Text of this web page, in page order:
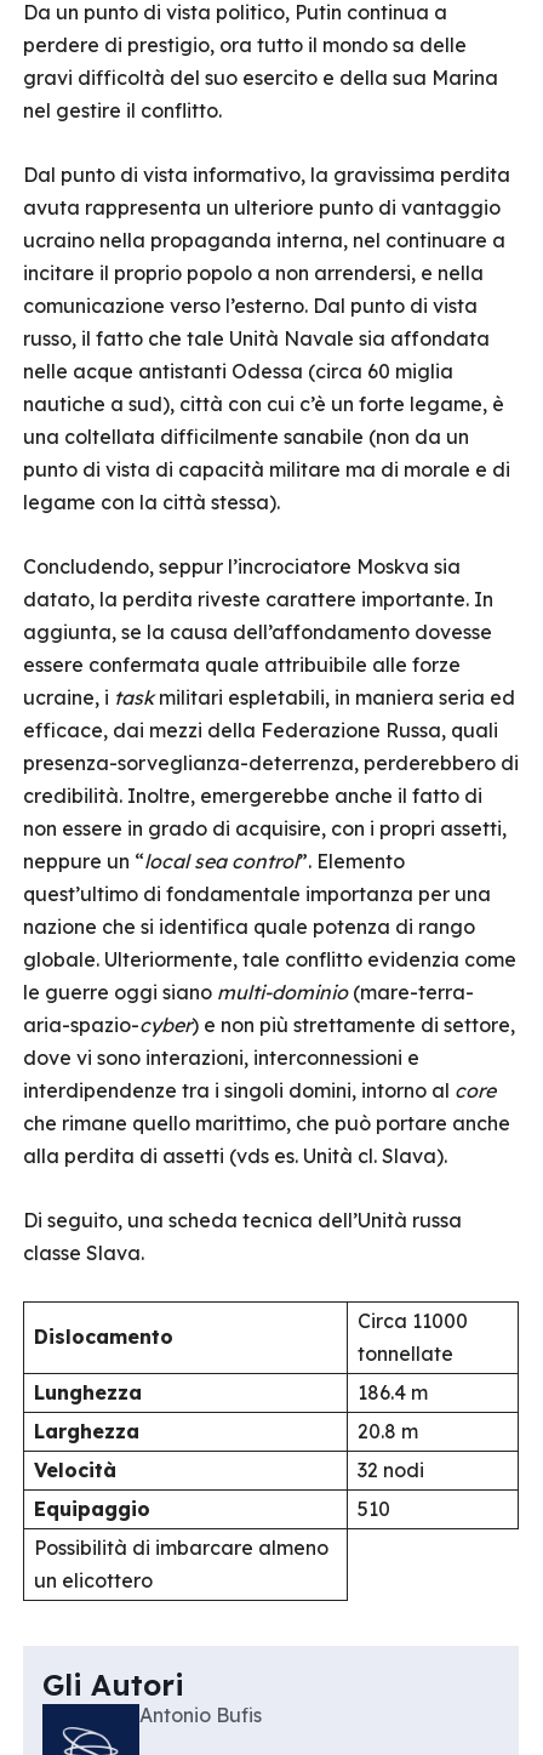
Da un punto di vista politico, Putin continua a
perdere di prestigio, ora tutto il mondo sa delle
gravi difficoltà del suo esercito e della sua Marina
nel gestire il conflitto.
Dal punto di vista informativo, la gravissima perdita
avuta rappresenta un ulteriore punto di vantaggio
ucraino nella propaganda interna, nel continuare a
incitare il proprio popolo a non arrendersi, e nella
comunicazione verso l’esterno. Dal punto di vista
russo, il fatto che tale Unità Navale sia affondata
nelle acque antistanti Odessa (circa 60 miglia
nautiche a sud), città con cui c’è un forte legame, è
una coltellata difficilmente sanabile (non da un
punto di vista di capacità militare ma di morale e di
legame con la città stessa).
Concludendo, seppur l’incrociatore Moskva sia
datato, la perdita riveste carattere importante. In
aggiunta, se la causa dell’affondamento dovesse
essere confermata quale attribuibile alle forze
ucraine, i taskmilitari espletabili, in maniera seria ed
efficace, dai mezzi della Federazione Russa, quali
presenza-sorveglianza-deterrenza, perderebbero di
credibilità. Inoltre, emergerebbe anche il fatto di
non essere in grado di acquisire, con i propri assetti,
neppure un “local sea control”. Elemento
quest’ultimo di fondamentale importanza per una
nazione che si identifica quale potenza di rango
globale. Ulteriormente, tale conflitto evidenzia come
le guerre oggi siano multi-dominio(mare-terra-
aria-spazio-cyber) e non più strettamente di settore,
dove vi sono interazioni, interconnessioni e
interdipendenze tra i singoli domini, intorno al core
che rimane quello marittimo, che può portare anche
alla perdita di assetti (vds es. Unità cl. Slava).
Di seguito, una scheda tecnica dell’Unità russa
classe Slava.
Dislocamento
Circa 11000
tonnellate
Lunghezza
186.4 m
Larghezza
20.8 m
Velocità
32 nodi
Equipaggio
510
Possibilità di imbarcare almeno
un elicottero
Gli Autori
Antonio Bufis